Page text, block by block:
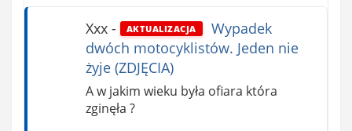
Xxx- AKTUALIZACJA
Wypadek
dwóch motocyklistów. Jeden nie
żyje (ZDJĘCIA)
A w jakim wieku była ofiara która
zginęła ?